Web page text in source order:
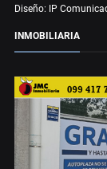
Diseño: IP
INMOBILIARIA